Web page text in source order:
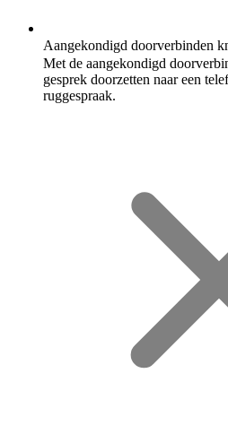
Aangekondigd doorverbinden
Met de aangekondigd
gesprek doorzetten naar een
ruggespraak.